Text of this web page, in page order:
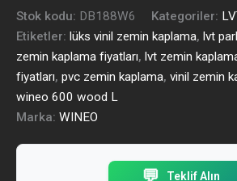
Stok kodu: DB188W6 Kategoriler:
Etiketler: lüks vinil zemin kaplama, lvt
zemin kaplama fiyatları, lvt zemin
fiyatları, pvc zemin kaplama, vinil zemin
wineo 600 wood L
Marka: WINEO
💬 Teklif Alın